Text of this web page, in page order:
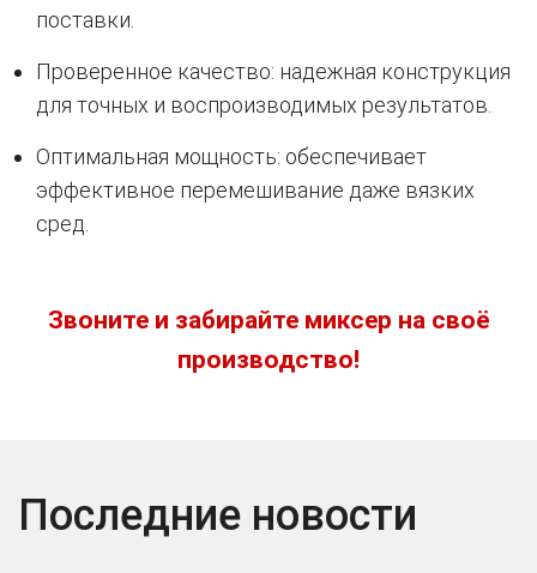
поставки.
Проверенное качество: надежная конструкция
для точных и воспроизводимых результатов.
Оптимальная мощность: обеспечивает
эффективное перемешивание даже вязких
сред.
Звоните и забирайте миксер на своё
производство!
Последние новости